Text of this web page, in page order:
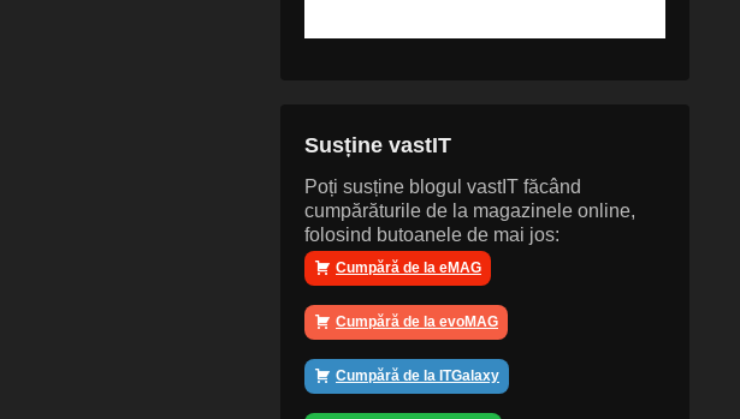
Susține vastIT
Poți susține blogul vastIT făcând
cumpărăturile de la magazinele online,
folosind butoanele de mai jos:
Cumpără de la eMAG
Cumpără de la evoMAG
Cumpără de la ITGalaxy